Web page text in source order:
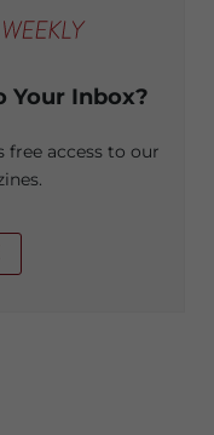
Your Inbox?
free access to our